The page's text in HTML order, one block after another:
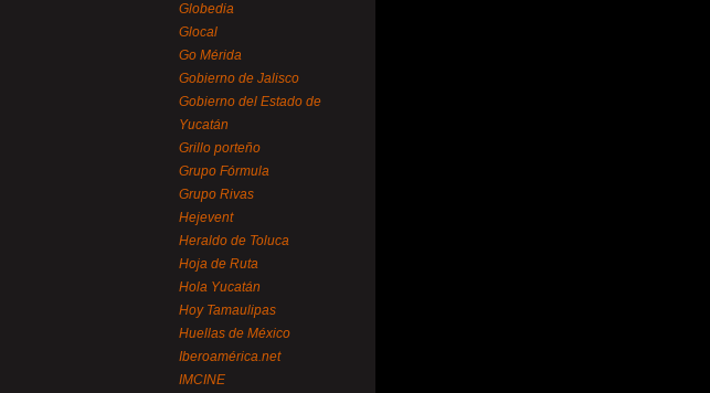
Globedia
Glocal
Go Mérida
Gobierno de Jalisco
Gobierno del Estado de
Yucatán
Grillo porteño
Grupo Fórmula
Grupo Rivas
Hejevent
Heraldo de Toluca
Hoja de Ruta
Hola Yucatán
Hoy Tamaulipas
Huellas de México
Iberoamérica.net
IMCINE